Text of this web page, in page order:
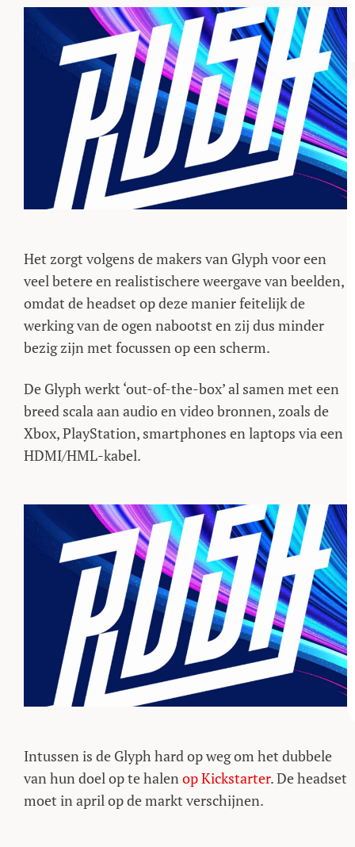
Het zorgt volgens de makers van Glyph voor een
veel betere en realistischere weergave van beelden,
omdat de headset op deze manier feitelijk de
werking van de ogen nabootst en zij dus minder
bezig zijn met focussen op een scherm.
De Glyph werkt ‘out-of-the-box’ al samen met een
breed scala aan audio en video bronnen, zoals de
Xbox, PlayStation, smartphones en laptops via een
HDMI/HML-kabel.
Intussen is de Glyph hard op weg om het dubbele
van hun doel op te halenop Kickstarter. De headset
moet in april op de markt verschijnen.